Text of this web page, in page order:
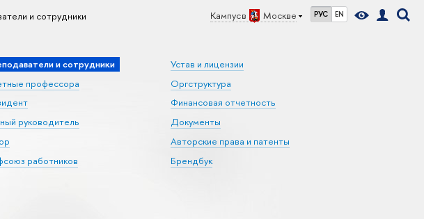
Кампус в Москве РУС EN
и сотрудники
и сотрудники
профессора
руководитель
работников
Устав и лицензии
Оргструктура
Финансовая отчетность
Документы
Авторские права и патенты
Брендбук